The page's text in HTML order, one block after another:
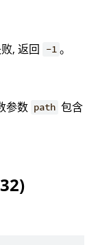
, 返回 -1 。
参数 path 包含